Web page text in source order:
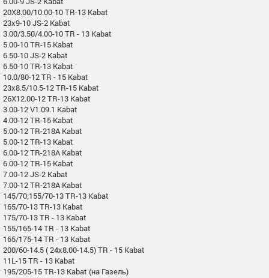
20X8.00/10.00-10 TR-13 Kabat
23x9-10 JS-2 Kabat
3.00/3.50/4.00-10 TR - 13 Kabat
5.00-10 TR-15 Kabat
6.50-10 JS-2 Kabat
6.50-10 TR-13 Kabat
10.0/80-12 TR - 15 Kabat
23x8.5/10.5-12 TR-15 Kabat
26X12.00-12 TR-13 Kabat
3.00-12 V1.09.1 Kabat
4.00-12 TR-15 Kabat
5.00-12 TR-218A Kabat
5.00-12 TR-13 Kabat
6.00-12 TR-218A Kabat
6.00-12 TR-15 Kabat
7.00-12 JS-2 Kabat
7.00-12 TR-218A Kabat
145/70;155/70-13 TR-13 Kabat
165/70-13 TR-13 Kabat
175/70-13 TR - 13 Kabat
155/165-14 TR - 13 Kabat
165/175-14 TR - 13 Kabat
200/60-14.5 ( 24x8.00-14.5) TR - 15 Kabat
11L-15 TR - 13 Kabat
195/205-15 TR-13 Kabat (на Газель)